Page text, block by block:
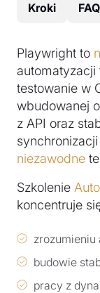
Kroki FAQ
Playwright to
testowanie w
wbudowanej
z API oraz
niezawodne
Szkolenie
koncentruje
budowie
pracy z